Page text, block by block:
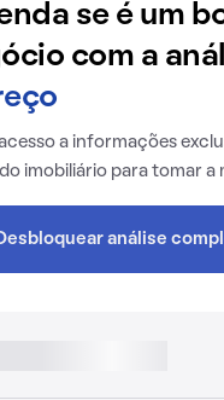
se é um
com a
acesso a informações
imobiliário para tomar a
análise